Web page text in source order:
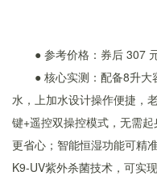
● 参考价格：券后 307
● 核心实测：配备8升
水，上加水设计操作便捷，
键+遥控双操控模式，无需
更省心；智能恒湿功能可精
K9-UV紫外杀菌技术，可实